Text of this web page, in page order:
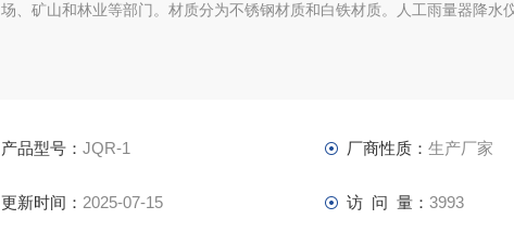
场、矿山和林业等部门。材质分为不锈钢材质和白铁材质。人工雨量器降水
产品型号： JQR-1 厂商性质： 生产厂家
更新时间： 2025-07-15 访 问 量： 3993